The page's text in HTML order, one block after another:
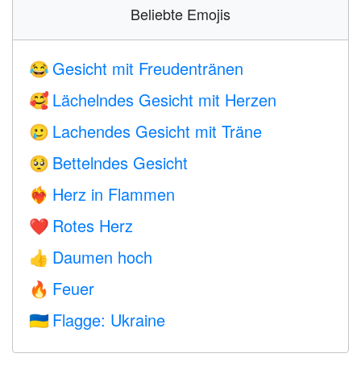
Beliebte Emojis
😂 Gesicht mit Freudentränen
🥰 Lächelndes Gesicht mit Herzen
🥲 Lachendes Gesicht mit Träne
🥺 Bettelndes Gesicht
❤️‍🔥 Herz in Flammen
❤️ Rotes Herz
👍 Daumen hoch
🔥 Feuer
🇺🇦 Flagge: Ukraine